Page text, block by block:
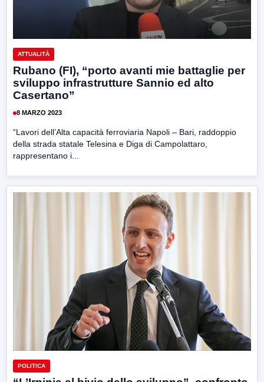
ATTUALITÀ
Rubano (FI), “porto avanti mie battaglie per
sviluppo infrastrutture Sannio ed alto
Casertano”
8 MARZO 2023
“Lavori dell’Alta capacità ferroviaria Napoli – Bari, raddoppio
della strada statale Telesina e Diga di Campolattaro,
rappresentano i...
POLITICA